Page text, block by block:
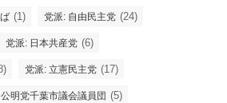
(1) 党派: 自由民主党 (24)
党派: 日本共産党 (6)
党派: 立憲民主党 (17)
明党千葉市議会議員団 (5)